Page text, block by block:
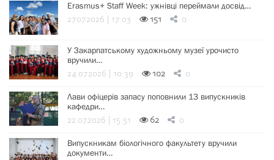
Erasmus+ Staff Week: ужнівці переймали досвід…
27.07.2026 | 17:03 151 0
У Закарпатському художньому музеї урочисто
вручили…
24.07.2026 | 10:39 102 0
Лави офіцерів запасу поповнили 13 випускників
кафедри…
22.07.2026 | 15:51 62 0
Випускникам біологічного факультету вручили
документи…